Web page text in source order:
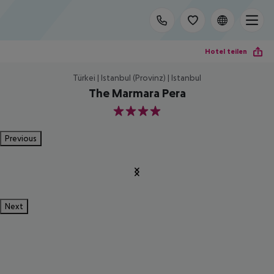
Hotel teilen
Türkei | Istanbul (Provinz) | Istanbul
The Marmara Pera
4
Previous
Next